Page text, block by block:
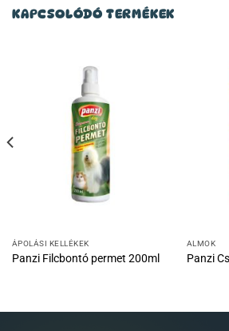
KAPCSOLÓDÓ TERMÉKEK
ÁPOLÁSI KELLÉKEK
Panzi Filcbontó permet 200ml
ALMOK
Panzi